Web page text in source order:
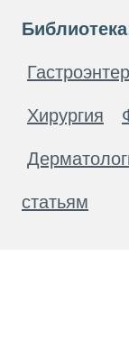
Хирургия
статьям